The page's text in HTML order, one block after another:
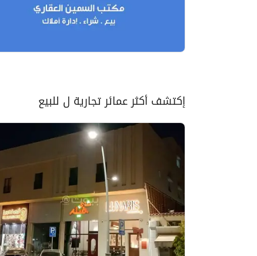
إكتشف أكثر عمائر تجارية ل للبيع